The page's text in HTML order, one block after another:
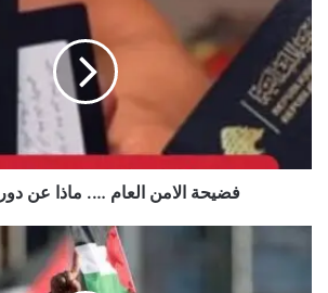
العام
….
ماذا
عن
دور
*
فضيحة الامن العام …. ماذا عن